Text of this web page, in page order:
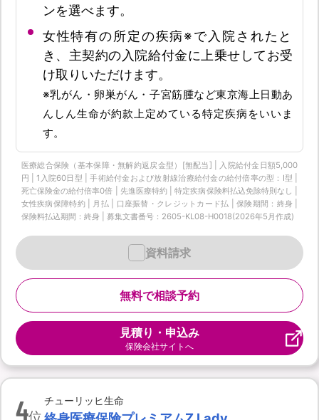
ンを選べます。
女性特有の所定の疾病※で入院されたと
き、主契約の入院給付金に上乗せしてお受
け取りいただけます。
※乳がん・卵巣がん・子宮筋腫など東京海上日動あ
んしん生命が約款上定めている特定疾病をいいま
す。
医療総合保険（基本保障・無解約返戻金型）[無配当] | 入院給付金日額5,000
円 | 1入院60日型 | 手術給付金および放射線治療給付金の給付倍率の型：I型 |
死亡保険金の給付倍率0倍 | 先進医療特約 | 特定疾病保険料払込免除特則なし |
女性疾病保障特約 | 月払 | 口座振替・クレジットカード払 | 保険期間：終身 |
保険料払込期間：終身 | 募集文書番号：2605-KL08-H0018(2026年5月作成)
無料で相談予約
資料請求
見積り・申込み
保険会社サイトへ
4 チューリッヒ生命